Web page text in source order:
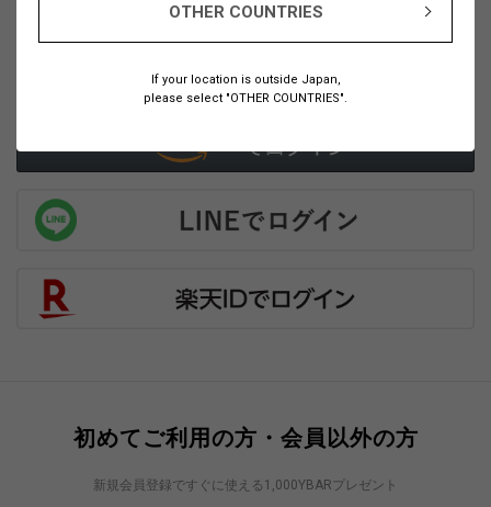
OTHER COUNTRIES
If your location is outside Japan,
please select "OTHER COUNTRIES".
こちら
または
初めてご利用の方・会員以外の方
新規会員登録ですぐに使える1,000YBARプレゼント